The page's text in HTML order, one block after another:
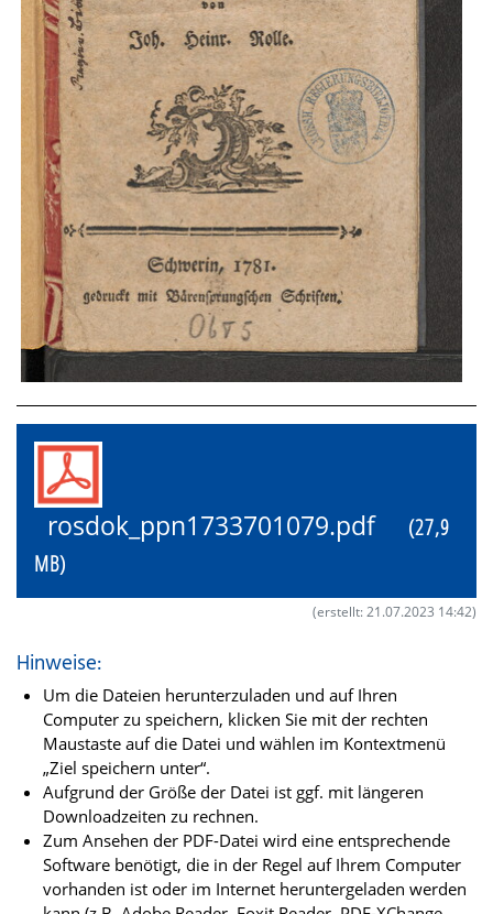
rosdok_ppn1733701079.pdf
(27,9
MB)
(erstellt: 21.07.2023 14:42)
Hinweise:
Um die Dateien herunterzuladen und auf Ihren
Computer zu speichern, klicken Sie mit der rechten
Maustaste auf die Datei und wählen im Kontextmenü
„Ziel speichern unter“.
Aufgrund der Größe der Datei ist ggf. mit längeren
Downloadzeiten zu rechnen.
Zum Ansehen der PDF-Datei wird eine entsprechende
Software benötigt, die in der Regel auf Ihrem Computer
vorhanden ist oder im Internet heruntergeladen werden